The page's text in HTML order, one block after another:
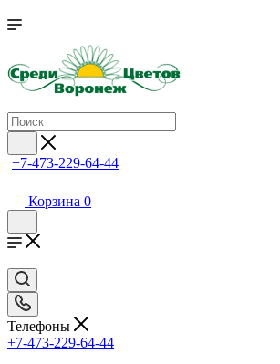
+7-473-229-64-44
Корзина 0
Телефоны
+7-473-229-64-44